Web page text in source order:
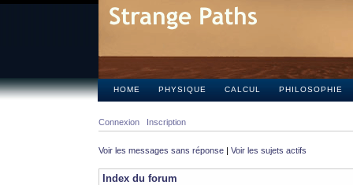
HOME PHYSIQUE CALCUL PHILOSOPHIE
Connexion Inscription
Voir les messages sans réponse | Voir les sujets actifs
Index du forum